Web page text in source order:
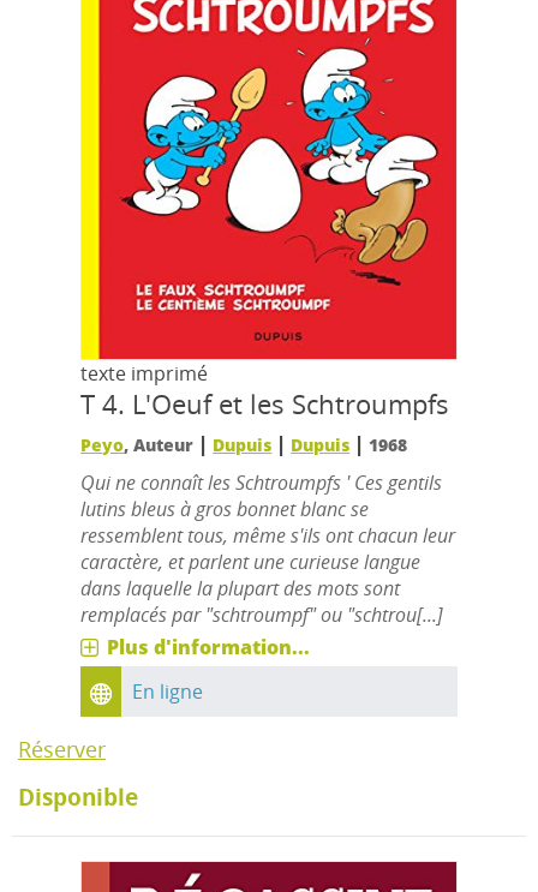
texte imprimé
T 4. L'Oeuf et les Schtroumpfs
Peyo, Auteur | Dupuis | Dupuis | 1968
Qui ne connaît les Schtroumpfs ' Ces gentils
lutins bleus à gros bonnet blanc se
ressemblent tous, même s'ils ont chacun leur
caractère, et parlent une curieuse langue
dans laquelle la plupart des mots sont
remplacés par "schtroumpf" ou "schtrou[...]
Plus d'information...
En ligne
Réserver
Disponible